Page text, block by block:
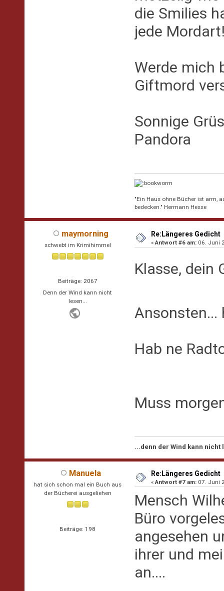
die Smilies
jede
Werde mich
Giftmord
Sonnige
Pandora
"Ein Haus ohne Bücher ist arm,
bedecken." Hermann Hesse
maymorning
schwebt im Krimihimmel
Beiträge: 2067
Denn der Wind kann nicht
lesen...
Re:Längeres Gedicht
«Antwort #6 am: 06. Juni
Klasse, dein
Hab ne
Muss
...denn der Wind kann nicht
Manuela
hat sich schon mal ein Buch aus
der Bücherei ausgeliehen
Beiträge: 198
Re:Längeres Gedicht
«Antwort #7 am: 07. Juni
Mensch
Büro
angesehen
ihrer und
an....